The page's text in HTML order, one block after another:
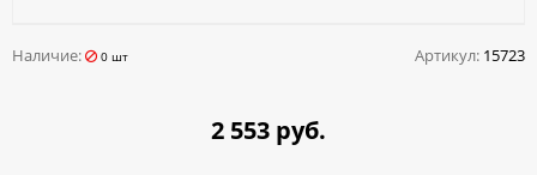
Наличие: 0 шт Артикул: 15723
2 553 руб.